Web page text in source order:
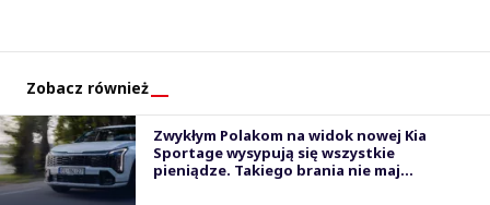
Zobacz również
Zwykłym Polakom na widok nowej Kia
Sportage wysypują się wszystkie
pieniądze. Takiego brania nie maj...